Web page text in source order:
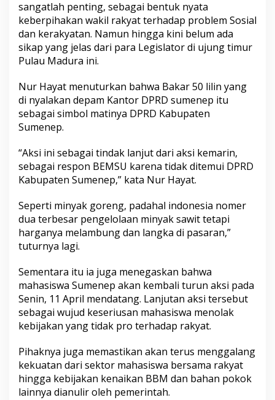
k
K
e
n
a
i
a
n
H
a
B
B
sangatlah penting, sebagai bentuk nyata
keberpihakan wakil rakyat terhadap problem Sosial
dan kerakyatan. Namun hingga kini belum ada
sikap yang jelas dari para Legislator di ujung timur
Pulau Madura ini.
Nur Hayat menuturkan bahwa Bakar 50 lilin yang
di nyalakan depam Kantor DPRD sumenep itu
sebagai simbol matinya DPRD Kabupaten
Sumenep.
“Aksi ini sebagai tindak lanjut dari aksi kemarin,
sebagai respon BEMSU karena tidak ditemui DPRD
Kabupaten Sumenep,” kata Nur Hayat.
Seperti minyak goreng, padahal indonesia nomer
dua terbesar pengelolaan minyak sawit tetapi
harganya melambung dan langka di pasaran,”
tuturnya lagi.
Sementara itu ia juga menegaskan bahwa
mahasiswa Sumenep akan kembali turun aksi pada
Senin, 11 April mendatang. Lanjutan aksi tersebut
sebagai wujud keseriusan mahasiswa menolak
kebijakan yang tidak pro terhadap rakyat.
Pihaknya juga memastikan akan terus menggalang
kekuatan dari sektor mahasiswa bersama rakyat
hingga kebijakan kenaikan BBM dan bahan pokok
lainnya dianulir oleh pemerintah.